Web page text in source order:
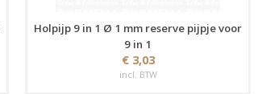
Holpijp 9 in 1 Ø 1 mm reserve pijpje voor
9 in 1
€ 3,03
incl. BTW